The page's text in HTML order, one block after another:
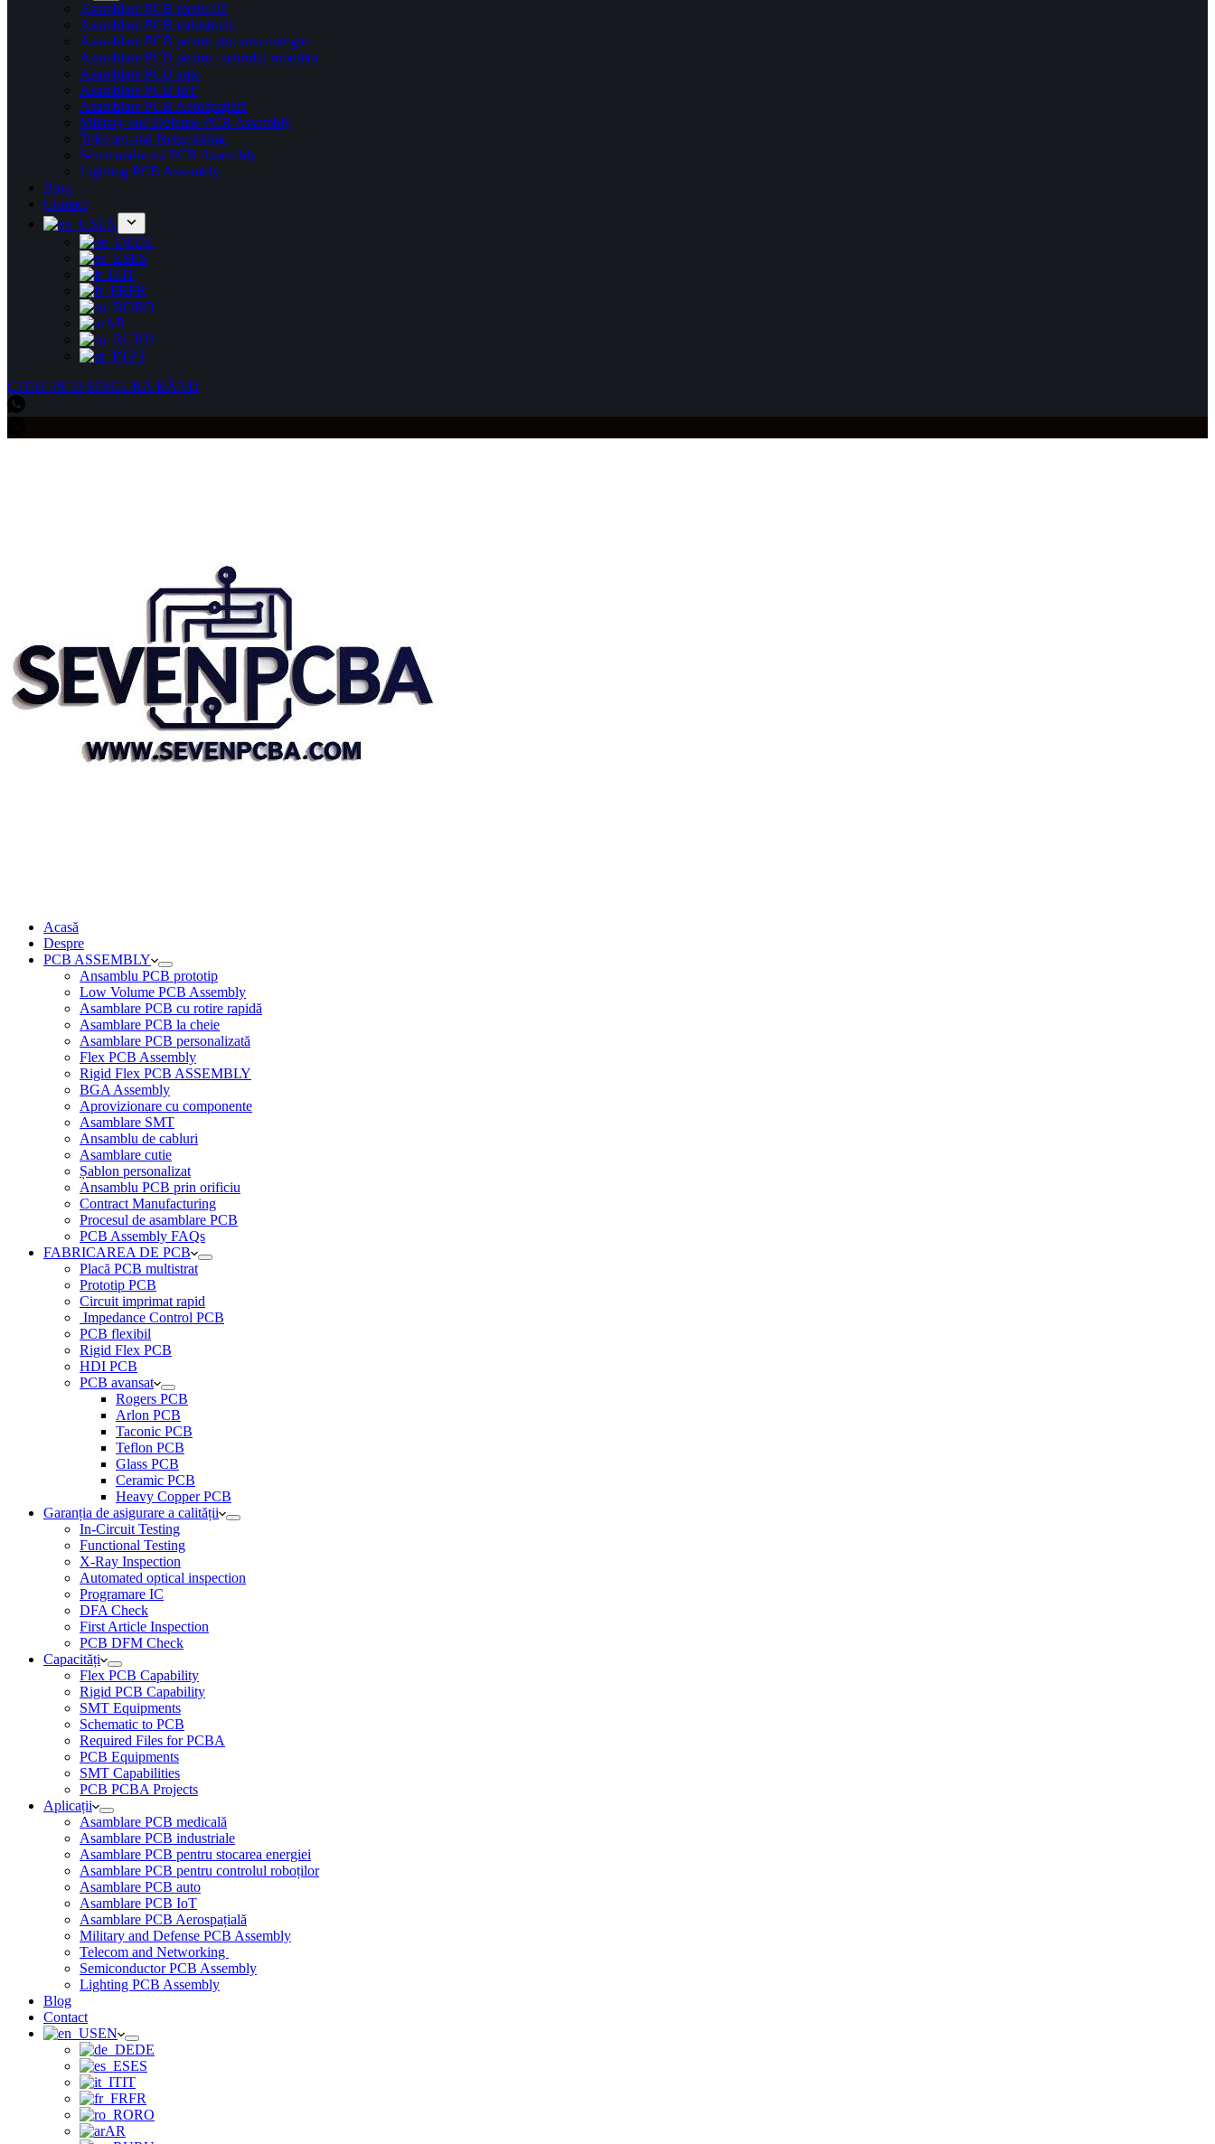
Asamblare PCB medicală
Asamblare PCB industriale
Asamblare PCB pentru stocarea energiei
Asamblare PCB pentru controlul roboților
Asamblare PCB auto
Asamblare PCB IoT
Asamblare PCB Aerospațială
Military and Defense PCB Assembly
Telecom and Networking
Semiconductor PCB Assembly
Lighting PCB Assembly
Blog
Contact
EN
DE
ES
IT
FR
RO
AR
RU
PT
CITAT PE O SINGURĂ RÂND
Acasă
Despre
PCB ASSEMBLY
Ansamblu PCB prototip
Low Volume PCB Assembly
Asamblare PCB cu rotire rapidă
Asamblare PCB la cheie
Asamblare PCB personalizată
Flex PCB Assembly
Rigid Flex PCB ASSEMBLY
BGA Assembly
Aprovizionare cu componente
Asamblare SMT
Ansamblu de cabluri
Asamblare cutie
Șablon personalizat
Ansamblu PCB prin orificiu
Contract Manufacturing
Procesul de asamblare PCB
PCB Assembly FAQs
FABRICAREA DE PCB
Placă PCB multistrat
Prototip PCB
Circuit imprimat rapid
Impedance Control PCB
PCB flexibil
Rigid Flex PCB
HDI PCB
PCB avansat
Rogers PCB
Arlon PCB
Taconic PCB
Teflon PCB
Glass PCB
Ceramic PCB
Heavy Copper PCB
Garanția de asigurare a calității
In-Circuit Testing
Functional Testing
X-Ray Inspection
Automated optical inspection
Programare IC
DFA Check
First Article Inspection
PCB DFM Check
Capacități
Flex PCB Capability
Rigid PCB Capability
SMT Equipments
Schematic to PCB
Required Files for PCBA
PCB Equipments
SMT Capabilities
PCB PCBA Projects
Aplicații
Asamblare PCB medicală
Asamblare PCB industriale
Asamblare PCB pentru stocarea energiei
Asamblare PCB pentru controlul roboților
Asamblare PCB auto
Asamblare PCB IoT
Asamblare PCB Aerospațială
Military and Defense PCB Assembly
Telecom and Networking
Semiconductor PCB Assembly
Lighting PCB Assembly
Blog
Contact
EN
DE
ES
IT
FR
RO
AR